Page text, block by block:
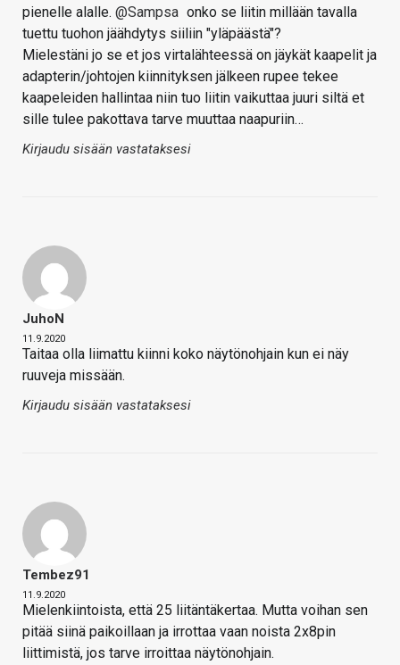
pienelle alalle. @Sampsa onko se liitin millään tavalla
tuettu tuohon jäähdytys siiliin "yläpäästä"?
Mielestäni jo se et jos virtalähteessä on jäykät kaapelit ja
adapterin/johtojen kiinnityksen jälkeen rupee tekee
kaapeleiden hallintaa niin tuo liitin vaikuttaa juuri siltä et
sille tulee pakottava tarve muuttaa naapuriin…
Kirjaudu sisään vastataksesi
JuhoN
11.9.2020
Taitaa olla liimattu kiinni koko näytönohjain kun ei näy
ruuveja missään.
Kirjaudu sisään vastataksesi
Tembez91
11.9.2020
Mielenkiintoista, että 25 liitäntäkertaa. Mutta voihan sen
pitää siinä paikoillaan ja irrottaa vaan noista 2x8pin
liittimistä, jos tarve irroittaa näytönohjain.